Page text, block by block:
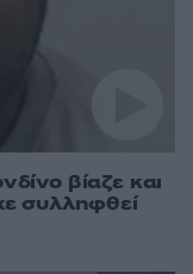
βίαζε και
συλληφθεί